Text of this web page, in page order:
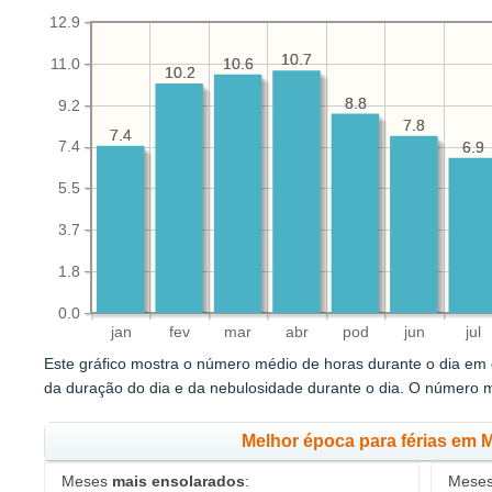
jan fev mar abr pod jun jul
0.0
1.8
3.7
5.5
7.4
9.2
11.0
12.9
6.9
7.8
8.8
10.7
10.6
10.2
7.4
6.9
7.8
8.8
10.7
10.6
10.2
7.4
Este gráfico mostra o número médio de horas durante o dia
da duração do dia e da nebulosidade durante o dia. O número
Melhor época para férias em
Meses mais ensolarados: